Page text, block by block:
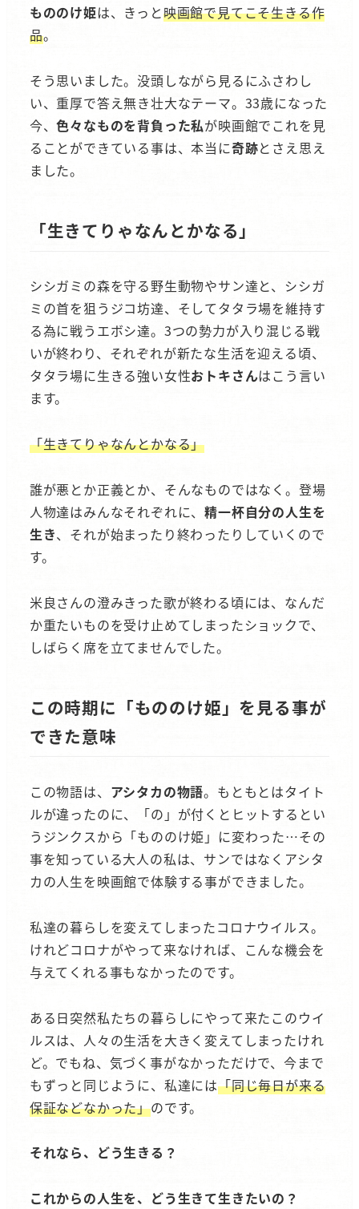
もののけ姫は、きっと映画館で見てこそ生きる作
品。
そう思いました。没頭しながら見るにふさわし
い、重厚で答え無き壮大なテーマ。33歳になった
今、色々なものを背負った私が映画館でこれを見
ることができている事は、本当に奇跡とさえ思え
ました。
「生きてりゃなんとかなる」
シシガミの森を守る野生動物やサン達と、シシガ
ミの首を狙うジコ坊達、そしてタタラ場を維持す
る為に戦うエボシ達。3つの勢力が入り混じる戦
いが終わり、それぞれが新たな生活を迎える頃、
タタラ場に生きる強い女性おトキさんはこう言い
ます。
「生きてりゃなんとかなる」
誰が悪とか正義とか、そんなものではなく。登場
人物達はみんなそれぞれに、精一杯自分の人生を
生き、それが始まったり終わったりしていくので
す。
米良さんの澄みきった歌が終わる頃には、なんだ
か重たいものを受け止めてしまったショックで、
しばらく席を立てませんでした。
この時期に「もののけ姫」を見る事が
できた意味
この物語は、 アシタカの物語。もともとはタイト
ルが違ったのに、「の」が付くとヒットするとい
うジンクスから「もののけ姫」に変わった…その
事を知っている大人の私は、サンではなくアシタ
カの人生を映画館で体験する事ができました。
私達の暮らしを変えてしまったコロナウイルス。
けれどコロナがやって来なければ、こんな機会を
与えてくれる事もなかったのです。
ある日突然私たちの暮らしにやって来たこのウイ
ルスは、人々の生活を大きく変えてしまったけれ
ど。でもね、気づく事がなかっただけで、今まで
もずっと同じように、私達には「同じ毎日が来る
保証などなかった」のです。
それなら、どう生きる？
これからの人生を、どう生きて生きたいの？